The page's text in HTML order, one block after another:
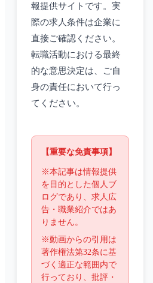
報提供サイトです。実
際の求人条件は企業に
直接ご確認ください。
転職活動における最終
的な意思決定は、ご自
身の責任において行っ
てください。
【重要な免責事項】
※本記事は情報提供
を目的とした個人ブ
ログであり、求人広
告・職業紹介ではあ
りません。
※動画からの引用は
著作権法第32条に基
づく適正な範囲内で
行っており、批評・